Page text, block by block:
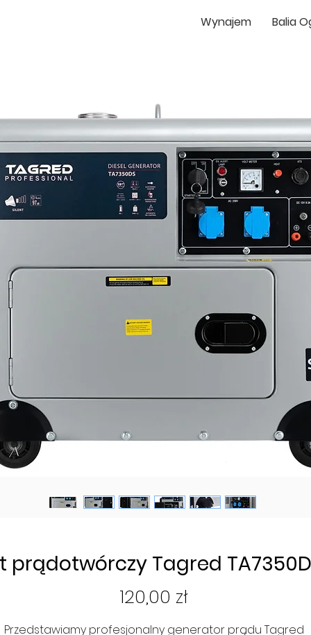
Wynajem Balia
prądotwórczy Tagred
120,00 złCena
Przedstawiamy profesjonalny generator prądu Tagred